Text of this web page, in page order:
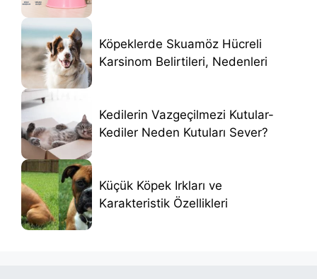
Köpeklerde Skuamöz Hücreli
Karsinom Belirtileri, Nedenleri
Kedilerin Vazgeçilmezi Kutular-
Kediler Neden Kutuları Sever?
Küçük Köpek Irkları ve
Karakteristik Özellikleri